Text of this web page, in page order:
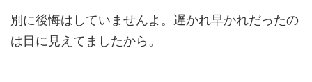
別に後悔はしていませんよ。遅かれ早かれだったの
は目に見えてましたから。